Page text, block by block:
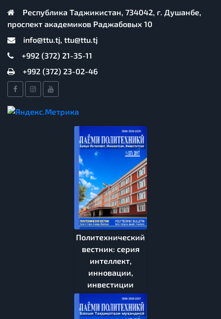
Республика Таджикистан, 734042, г. Душанбе,
проспект академиков Раджабовых 10
info@ttu.tj, ttu@ttu.tj
+992 (372) 21-35-11
+992 (372) 23-02-46
Политехнический
вестник: серия
интеллект,
инновации,
инвестиции